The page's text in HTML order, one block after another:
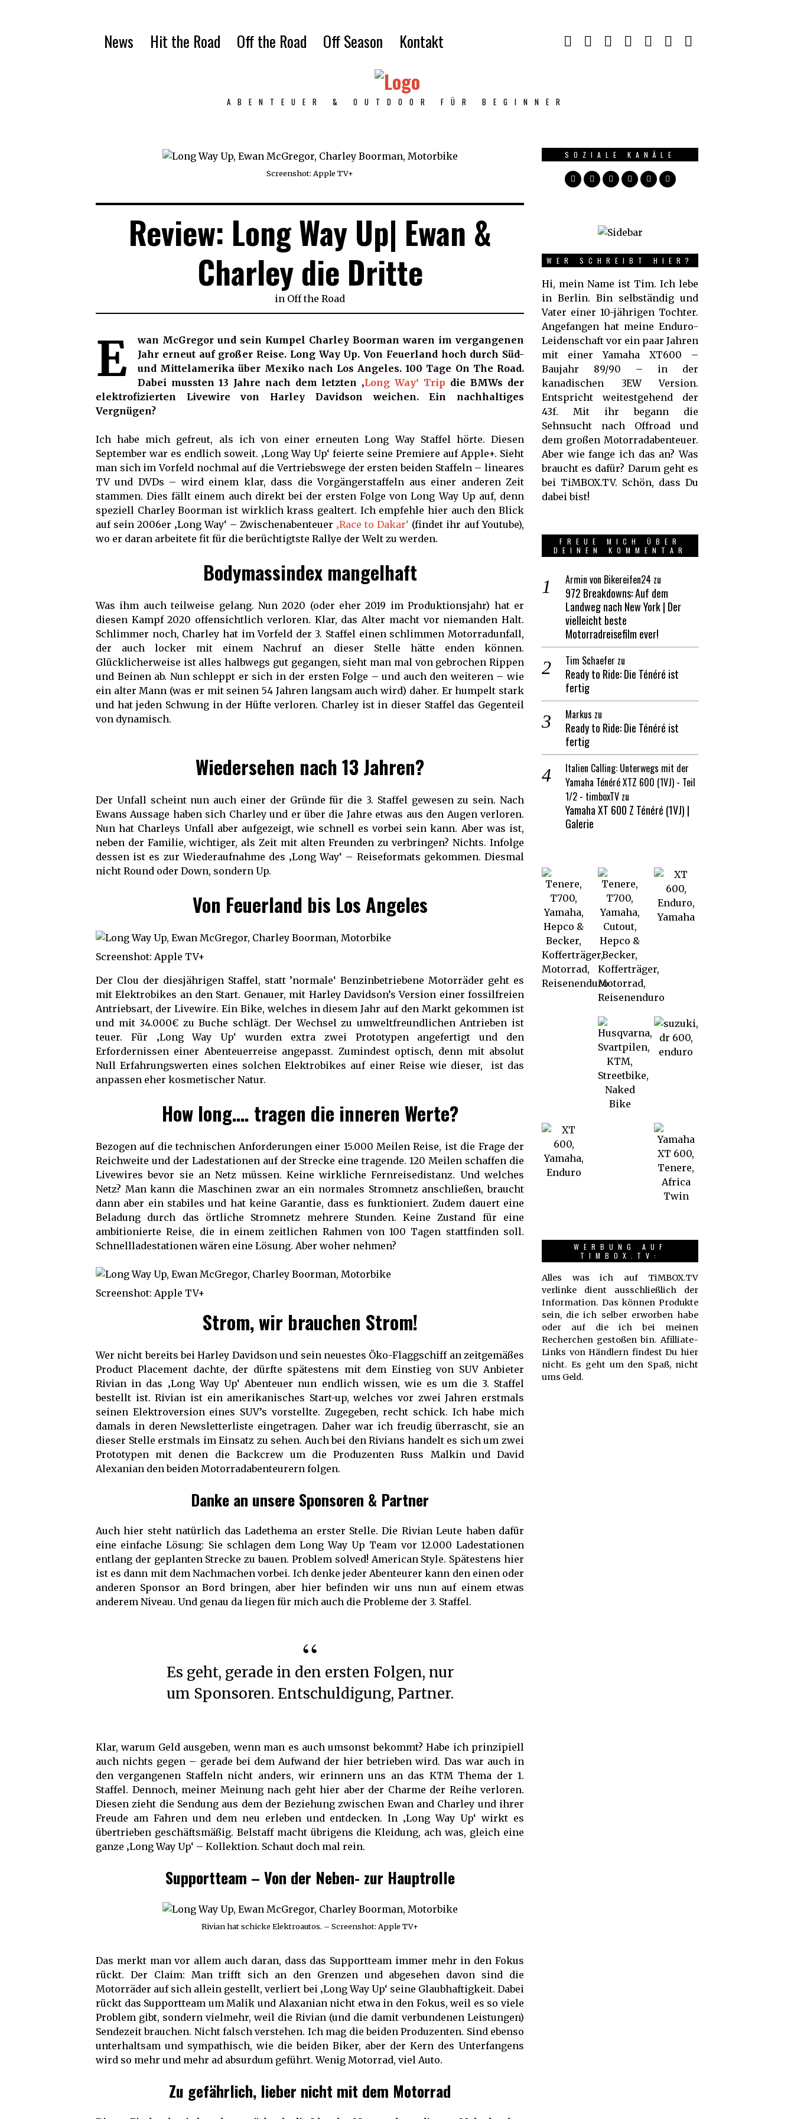
News Hit the Road Off the Road Off Season Kontakt
ABENTEUER & OUTDOOR FÜR BEGINNER
Screenshot: Apple TV+
Review: Long Way Up| Ewan &
Charley die Dritte
in Off the Road
E
wan McGregor und sein Kumpel Charley Boorman waren im vergangenen
Jahr erneut auf großer Reise. Long Way Up. Von Feuerland hoch durch Süd-
und Mittelamerika über Mexiko nach Los Angeles. 100 Tage On The Road.
Dabei mussten 13 Jahre nach dem letzten ‚Long Way‘ Trip die BMWs der
elektrofizierten Livewire von Harley Davidson weichen. Ein nachhaltiges
Vergnügen?
Ich habe mich gefreut, als ich von einer erneuten Long Way Staffel hörte. Diesen
September war es endlich soweit. ‚Long Way Up‘ feierte seine Premiere auf Apple+. Sieht
man sich im Vorfeld nochmal auf die Vertriebswege der ersten beiden Staffeln – lineares
TV und DVDs – wird einem klar, dass die Vorgängerstaffeln aus einer anderen Zeit
stammen. Dies fällt einem auch direkt bei der ersten Folge von Long Way Up auf, denn
speziell Charley Boorman ist wirklich krass gealtert. Ich empfehle hier auch den Blick
auf sein 2006er ‚Long Way‘ – Zwischenabenteuer ‚Race to Dakar‘ (findet ihr auf Youtube),
wo er daran arbeitete fit für die berüchtigtste Rallye der Welt zu werden.
Bodymassindex mangelhaft
Was ihm auch teilweise gelang. Nun 2020 (oder eher 2019 im Produktionsjahr) hat er
diesen Kampf 2020 offensichtlich verloren. Klar, das Alter macht vor niemanden Halt.
Schlimmer noch, Charley hat im Vorfeld der 3. Staffel einen schlimmen Motorradunfall,
der auch locker mit einem Nachruf an dieser Stelle hätte enden können.
Glücklicherweise ist alles halbwegs gut gegangen, sieht man mal von gebrochen Rippen
und Beinen ab. Nun schleppt er sich in der ersten Folge – und auch den weiteren – wie
ein alter Mann (was er mit seinen 54 Jahren langsam auch wird) daher. Er humpelt stark
und hat jeden Schwung in der Hüfte verloren. Charley ist in dieser Staffel das Gegenteil
von dynamisch.
Wiedersehen nach 13 Jahren?
Der Unfall scheint nun auch einer der Gründe für die 3. Staffel gewesen zu sein. Nach
Ewans Aussage haben sich Charley und er über die Jahre etwas aus den Augen verloren.
Nun hat Charleys Unfall aber aufgezeigt, wie schnell es vorbei sein kann. Aber was ist,
neben der Familie, wichtiger, als Zeit mit alten Freunden zu verbringen? Nichts. Infolge
dessen ist es zur Wiederaufnahme des ‚Long Way‘ – Reiseformats gekommen. Diesmal
nicht Round oder Down, sondern Up.
Von Feuerland bis Los Angeles
Screenshot: Apple TV+
Der Clou der diesjährigen Staffel, statt ’normale‘ Benzinbetriebene Motorräder geht es
mit Elektrobikes an den Start. Genauer, mit Harley Davidson’s Version einer fossilfreien
Antriebsart, der Livewire. Ein Bike, welches in diesem Jahr auf den Markt gekommen ist
und mit 34.000€ zu Buche schlägt. Der Wechsel zu umweltfreundlichen Antrieben ist
teuer. Für ‚Long Way Up‘ wurden extra zwei Prototypen angefertigt und den
Erfordernissen einer Abenteuerreise angepasst. Zumindest optisch, denn mit absolut
Null Erfahrungswerten eines solchen Elektrobikes auf einer Reise wie dieser, ist das
anpassen eher kosmetischer Natur.
How long…. tragen die inneren Werte?
Bezogen auf die technischen Anforderungen einer 15.000 Meilen Reise, ist die Frage der
Reichweite und der Ladestationen auf der Strecke eine tragende. 120 Meilen schaffen die
Livewires bevor sie an Netz müssen. Keine wirkliche Fernreisedistanz. Und welches
Netz? Man kann die Maschinen zwar an ein normales Stromnetz anschließen, braucht
dann aber ein stabiles und hat keine Garantie, dass es funktioniert. Zudem dauert eine
Beladung durch das örtliche Stromnetz mehrere Stunden. Keine Zustand für eine
ambitionierte Reise, die in einem zeitlichen Rahmen von 100 Tagen stattfinden soll.
Schnellladestationen wären eine Lösung. Aber woher nehmen?
Screenshot: Apple TV+
Strom, wir brauchen Strom!
Wer nicht bereits bei Harley Davidson und sein neuestes Öko-Flaggschiff an zeitgemäßes
Product Placement dachte, der dürfte spätestens mit dem Einstieg von SUV Anbieter
Rivian in das ‚Long Way Up‘ Abenteuer nun endlich wissen, wie es um die 3. Staffel
bestellt ist. Rivian ist ein amerikanisches Start-up, welches vor zwei Jahren erstmals
seinen Elektroversion eines SUV’s vorstellte. Zugegeben, recht schick. Ich habe mich
damals in deren Newsletterliste eingetragen. Daher war ich freudig überrascht, sie an
dieser Stelle erstmals im Einsatz zu sehen. Auch bei den Rivians handelt es sich um zwei
Prototypen mit denen die Backcrew um die Produzenten Russ Malkin und David
Alexanian den beiden Motorradabenteurern folgen.
Danke an unsere Sponsoren & Partner
Auch hier steht natürlich das Ladethema an erster Stelle. Die Rivian Leute haben dafür
eine einfache Lösung: Sie schlagen dem Long Way Up Team vor 12.000 Ladestationen
entlang der geplanten Strecke zu bauen. Problem solved! American Style. Spätestens hier
ist es dann mit dem Nachmachen vorbei. Ich denke jeder Abenteurer kann den einen oder
anderen Sponsor an Bord bringen, aber hier befinden wir uns nun auf einem etwas
anderem Niveau. Und genau da liegen für mich auch die Probleme der 3. Staffel.
Es geht, gerade in den ersten Folgen, nur
um Sponsoren. Entschuldigung, Partner.
Klar, warum Geld ausgeben, wenn man es auch umsonst bekommt? Habe ich prinzipiell
auch nichts gegen – gerade bei dem Aufwand der hier betrieben wird. Das war auch in
den vergangenen Staffeln nicht anders, wir erinnern uns an das KTM Thema der 1.
Staffel. Dennoch, meiner Meinung nach geht hier aber der Charme der Reihe verloren.
Diesen zieht die Sendung aus dem der Beziehung zwischen Ewan and Charley und ihrer
Freude am Fahren und dem neu erleben und entdecken. In ‚Long Way Up‘ wirkt es
übertrieben geschäftsmäßig. Belstaff macht übrigens die Kleidung, ach was, gleich eine
ganze ‚Long Way Up‘ – Kollektion. Schaut doch mal rein.
Supportteam – Von der Neben- zur Hauptrolle
Rivian hat schicke Elektroautos. – Screenshot: Apple TV+
Das merkt man vor allem auch daran, dass das Supportteam immer mehr in den Fokus
rückt. Der Claim: Man trifft sich an den Grenzen und abgesehen davon sind die
Motorräder auf sich allein gestellt, verliert bei ‚Long Way Up‘ seine Glaubhaftigkeit. Dabei
rückt das Supportteam um Malik und Alaxanian nicht etwa in den Fokus, weil es so viele
Problem gibt, sondern vielmehr, weil die Rivian (und die damit verbundenen Leistungen)
Sendezeit brauchen. Nicht falsch verstehen. Ich mag die beiden Produzenten. Sind ebenso
unterhaltsam und sympathisch, wie die beiden Biker, aber der Kern des Unterfangens
wird so mehr und mehr ad absurdum geführt. Wenig Motorrad, viel Auto.
Zu gefährlich, lieber nicht mit dem Motorrad
SOZIALE KANÄLE
WER SCHREIBT HIER?
Hi, mein Name ist Tim. Ich lebe
in Berlin. Bin selbständig und
Vater einer 10-jährigen Tochter.
Angefangen hat meine Enduro-
Leidenschaft vor ein paar Jahren
mit einer Yamaha XT600 –
Baujahr 89/90 – in der
kanadischen 3EW Version.
Entspricht weitestgehend der
43f. Mit ihr begann die
Sehnsucht nach Offroad und
dem großen Motorradabenteuer.
Aber wie fange ich das an? Was
braucht es dafür? Darum geht es
bei TiMBOX.TV. Schön, dass Du
dabei bist!
FREUE MICH ÜBER
DEINEN KOMMENTAR
Armin von Bikereifen24 zu
972 Breakdowns: Auf dem
Landweg nach New York | Der
vielleicht beste
Motorradreisefilm ever!
Tim Schaefer zu
Ready to Ride: Die Ténéré ist
fertig
Markus zu
Ready to Ride: Die Ténéré ist
fertig
Italien Calling: Unterwegs mit der
Yamaha Ténéré XTZ 600 (1VJ) - Teil
1/2 - timboxTV zu
Yamaha XT 600 Z Ténéré (1VJ) |
Galerie
WERBUNG AUF
TIMBOX.TV:
Alles was ich auf TiMBOX.TV
verlinke dient ausschließlich der
Information. Das können Produkte
sein, die ich selber erworben habe
oder auf die ich bei meinen
Recherchen gestoßen bin. Afilliate-
Links von Händlern findest Du hier
nicht. Es geht um den Spaß, nicht
ums Geld.